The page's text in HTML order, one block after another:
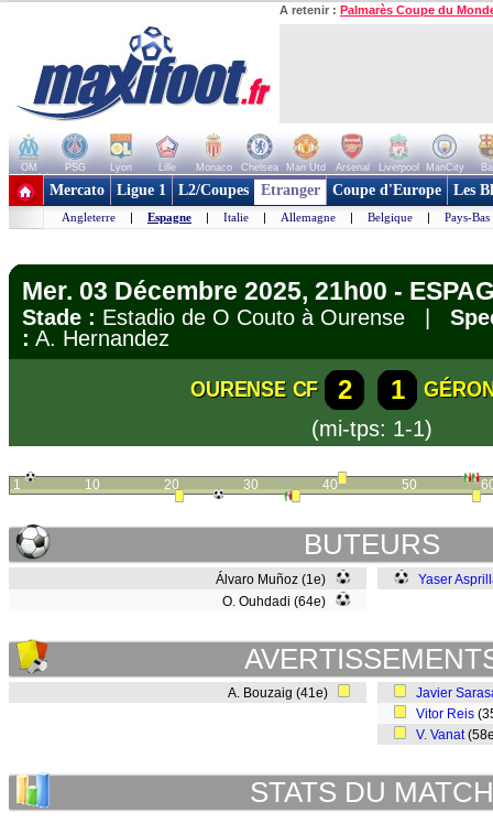
A retenir : Palmarès Coupe du
OM PSG Lyon Lille Monaco Chelsea Man Utd Arsenal Liverpool ManCity
+ de clubs
Mercato Ligue 1 L2/Coupes Etranger Coupe d'Europe Les
Angleterre | Espagne | Italie | Allemagne | Belgique | Pays-Bas
Mer. 03 Décembre 2025, 21h00 -
Stade : Estadio de O Couto à Ourense |
: A. Hernandez
OURENSE CF 2 1
(mi-tps: 1-1)
1 10 20 30 40 50
BUTEURS
Álvaro Muñoz (1e)
O. Ouhdadi (64e)
Yaser
A. Bouzaig (41e)
Javier
Vitor Reis
V. Vanat
STATS DU MATCH